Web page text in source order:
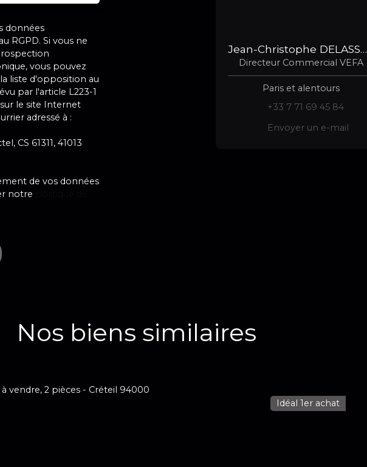
données
RGPD. Si vous ne
vous pouvez
liste d'opposition au
par l'article L223-1
le site Internet
adressé à :
CS 61311, 41013
de vos données
notre
Jean-Christophe DELASSON
Directeur Commercial VEFA
Paris et alentours
+33 7 71 69 45 84
Envoyer un e-mail
Nos biens similaires